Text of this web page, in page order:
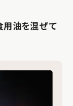
用油を混ぜて